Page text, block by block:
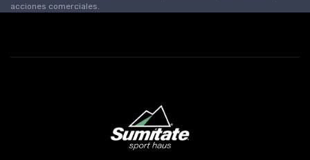
acciones comerciales.